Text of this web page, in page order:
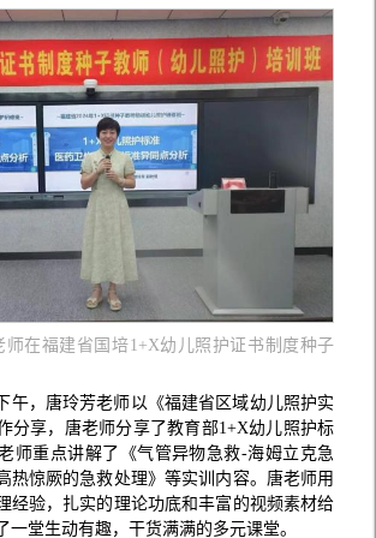
师在福建省国培1+X幼儿照护证书制度种子
午，唐玲芳老师以《福建省区域幼儿照护实
分享，唐老师分享了教育部1+X幼儿照护标
师重点讲解了《气管异物急救-海姆立克急
热惊厥的急救处理》等实训内容。唐老师用
经验，扎实的理论功底和丰富的视频素材给
一堂生动有趣，干货满满的多元课堂。